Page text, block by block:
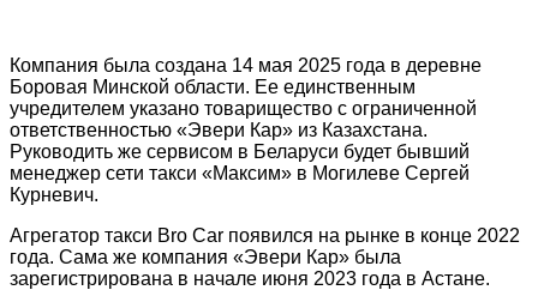
Компания была создана 14 мая 2025 года в деревне
Боровая Минской области. Ее единственным
учредителем указано товарищество с ограниченной
ответственностью «Эвери Кар» из Казахстана.
Руководить же сервисом в Беларуси будет бывший
менеджер сети такси «Максим» в Могилеве Сергей
Курневич.
Агрегатор такси Bro Car появился на рынке в конце 2022
года. Сама же компания «Эвери Кар» была
зарегистрирована в начале июня 2023 года в Астане.